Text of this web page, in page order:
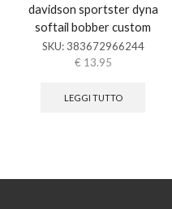
davidson sportster dyna
softail bobber custom
SKU: 383672966244
€ 13.95
LEGGI TUTTO